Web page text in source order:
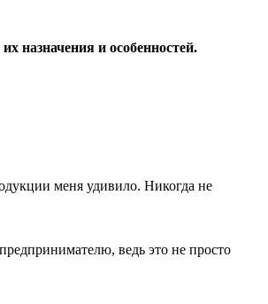
назначения и особенностей.
меня удивило. Никогда не
ведь это не просто